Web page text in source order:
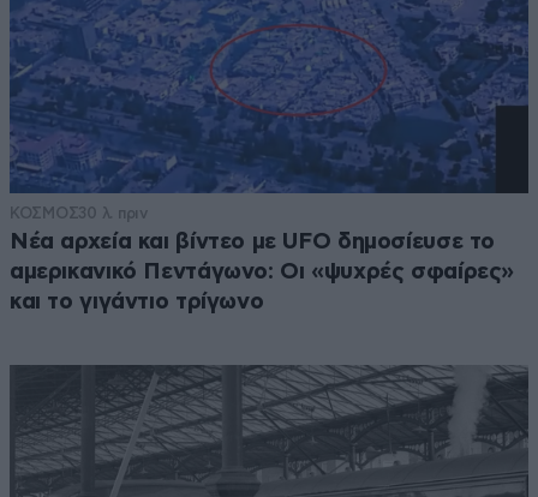
ΚΟΣΜΟΣ30 λ. πριν
Νέα αρχεία και βίντεο με UFO δημοσίευσε το
αμερικανικό Πεντάγωνο: Οι «ψυχρές σφαίρες»
και το γιγάντιο τρίγωνο